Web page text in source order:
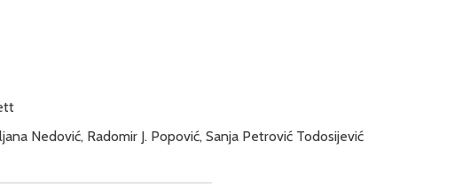
Nedović, Radomir J. Popović, Sanja Petrović Todosijević